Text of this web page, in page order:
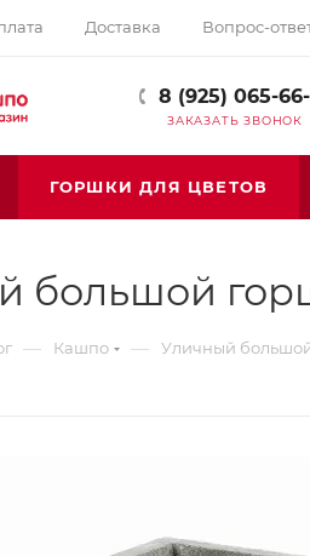
Доставка Вопрос-
8 (925) 065-
ЗАКАЗАТЬ ЗВОНОК
ГОРШКИ ДЛЯ ЦВЕТОВ
большой
— Кашпо — Уличный